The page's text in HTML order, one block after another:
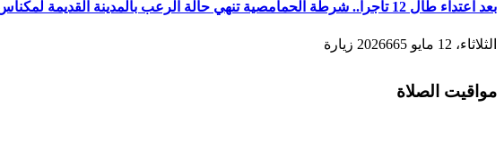
بعد اعتداء طال 12 تاجراً.. شرطة الحمامصية تنهي حالة الرعب بالمدينة القديمة لمكناس
الثلاثاء، 12 مايو 2026 665 زيارة
مواقيت الصلاة